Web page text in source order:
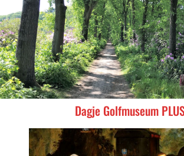
Dagje Golfmuseum